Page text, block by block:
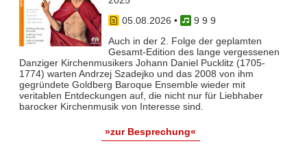
05.08.2026 •
9 9 9
Auch in der 2. Folge der geplamten
Gesamt-Edition des lange vergessenen
Danziger Kirchenmusikers Johann Daniel Pucklitz (1705-
1774) warten Andrzej Szadejko und das 2008 von ihm
gegründete Goldberg Baroque Ensemble wieder mit
veritablen Entdeckungen auf, die nicht nur für Liebhaber
barocker Kirchenmusik von Interesse sind.
»zur Besprechung«